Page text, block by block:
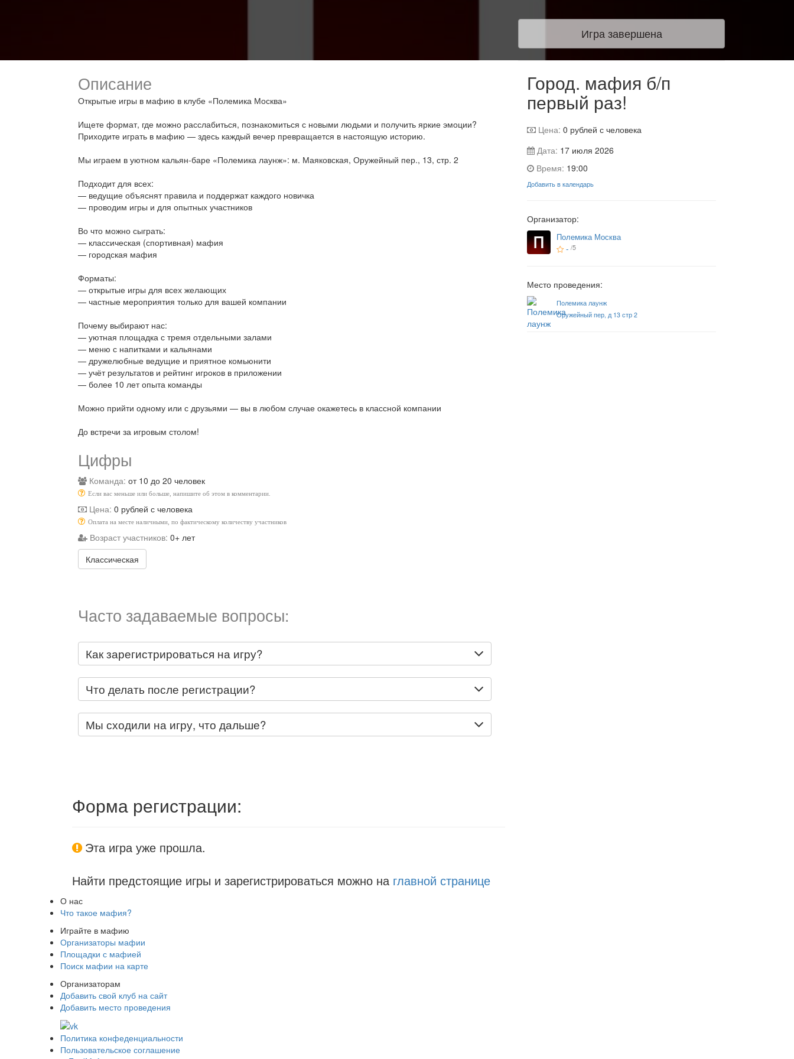
Игра завершена
Город. мафия б/п
первый раз!
Цена: 0 рублей с человека
Дата: 17 июля 2026
Время: 19:00
Добавить в календарь
Организатор:
Полемика Москва
- /5
Место проведения:
Полемика лаунж
Оружейный пер, д 13 стр 2
Описание
Открытые игры в мафию в клубе «Полемика Москва»
Ищете формат, где можно расслабиться, познакомиться с новыми людьми и получить яркие эмоции?
Приходите играть в мафию — здесь каждый вечер превращается в настоящую историю.
Мы играем в уютном кальян-баре «Полемика лаунж»: м. Маяковская, Оружейный пер., 13, стр. 2
Подходит для всех:
— ведущие объяснят правила и поддержат каждого новичка
— проводим игры и для опытных участников
Во что можно сыграть:
— классическая (спортивная) мафия
— городская мафия
Форматы:
— открытые игры для всех желающих
— частные мероприятия только для вашей компании
Почему выбирают нас:
— уютная площадка с тремя отдельными залами
— меню с напитками и кальянами
— дружелюбные ведущие и приятное комьюнити
— учёт результатов и рейтинг игроков в приложении
— более 10 лет опыта команды
Можно прийти одному или с друзьями — вы в любом случае окажетесь в классной компании
До встречи за игровым столом!
Цифры
Команда: от 10 до 20 человек
Если вас меньше или больше, напишите об этом в комментарии.
Цена: 0 рублей с человека
Оплата на месте наличными, по фактическому количеству участников
Возраст участников: 0+ лет
Классическая
Часто задаваемые вопросы:
Как зарегистрироваться на игру?
Что делать после регистрации?
Мы сходили на игру, что дальше?
Форма регистрации:
Эта игра уже прошла.
Найти предстоящие игры и зарегистрироваться можно на главной странице
О нас
Что такое мафия?
Играйте в мафию
Организаторы мафии
Площадки с мафией
Поиск мафии на карте
Организаторам
Добавить свой клуб на сайт
Добавить место проведения
Политика конфеденциальности
Пользовательское соглашение